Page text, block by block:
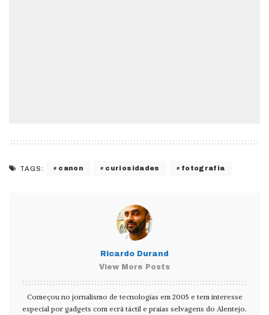
TAGS: canon curiosidades fotografia
Ricardo Durand
View More Posts
Começou no jornalismo de tecnologias em 2005 e tem interesse
especial por gadgets com ecrã táctil e praias selvagens do Alentejo.